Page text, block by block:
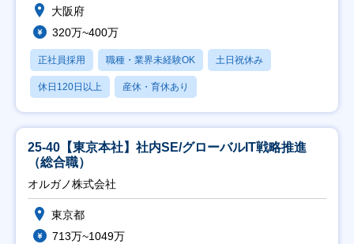
大阪府
320万~400万
正社員採用 職種・業界未経験OK 土日祝休み
休日120日以上 産休・育休あり
25-40【東京本社】社内SE/グローバルIT戦略推進
（総合職）
オルガノ株式会社
東京都
713万~1049万